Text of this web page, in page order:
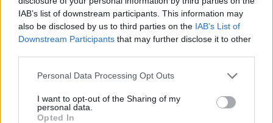
IAB’s list of downstream participants. This information may
also be disclosed by us to third parties on the IAB’s List of
Downstream Participants that may further disclose it to other
Personal Data Processing Opt Outs
I want to opt-out of the Sharing of my
personal data.
Opted In